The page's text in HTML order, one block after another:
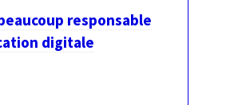
responsable
digitale